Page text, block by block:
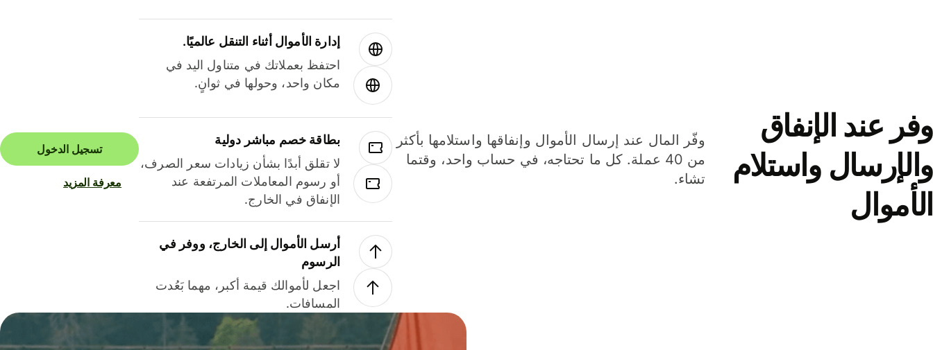
وفر عند الإنفاق
والإرسال واستلام
الأموال
وفّر المال عند إرسال الأموال وإنفاقها واستلامها بأكثر
من 40 عملة. كل ما تحتاجه، في حساب واحد، وقتما
تشاء.
إدارة الأموال أثناء التنقل عالميًا.
احتفظ بعملاتك في متناول اليد في
مكان واحد، وحولها في ثوانٍ.
بطاقة خصم مباشر دولية
لا تقلق أبدًا بشأن زيادات سعر الصرف،
أو رسوم المعاملات المرتفعة عند
الإنفاق في الخارج.
أرسل الأموال إلى الخارج، ووفر في
الرسوم
اجعل لأموالك قيمة أكبر، مهما بَعُدت
المسافات.
تسجيل الدخول
معرفة المزيد